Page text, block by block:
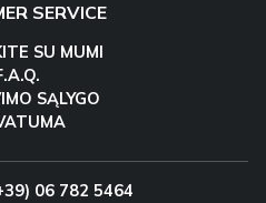
SERVICE
SU MUMI
SĄLYGO
06 782 5464